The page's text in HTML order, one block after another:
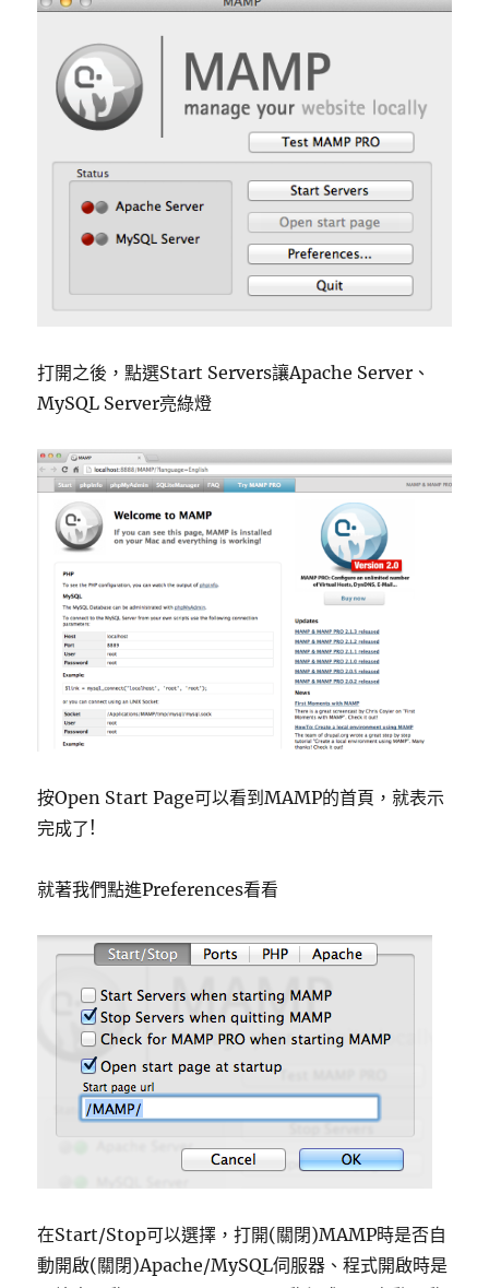
打開之後，點選Start Servers讓Apache Server、
MySQL Server亮綠燈
按Open Start Page可以看到MAMP的首頁，就表示
完成了!
就著我們點進Preferences看看
在Start/Stop可以選擇，打開(關閉)MAMP時是否自
動開啟(關閉)Apache/MySQL伺服器、程式開啟時是